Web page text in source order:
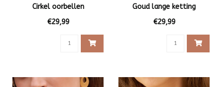
Cirkel oorbellen
€29,99
Goud lange ketting
€29,99